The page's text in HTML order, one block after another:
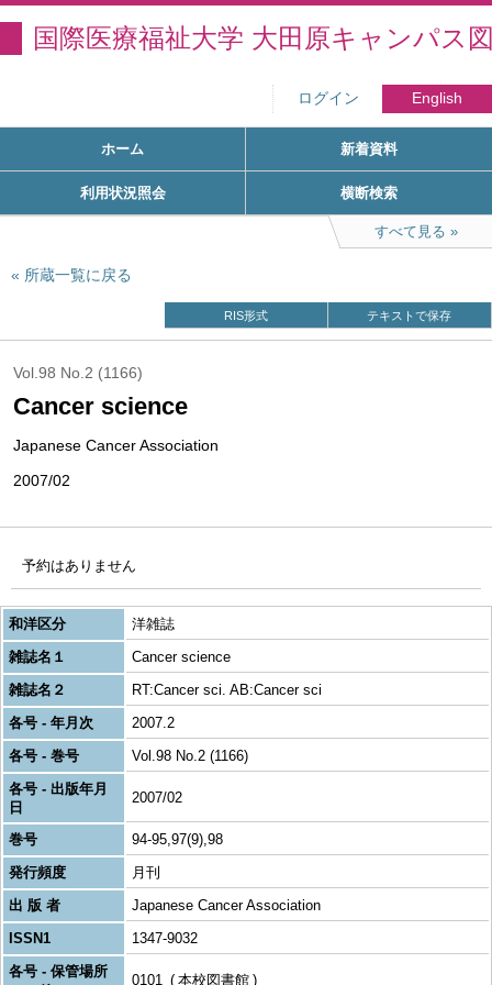
国際医療福祉大学 大田原キャンパス
ログイン English
ホーム 新着資料
利用状況照会 横断検索
すべて見る
所蔵一覧に戻る
RIS形式 テキストで保存
Vol.98 No.2 (1166)
Cancer science
Japanese Cancer Association
2007/02
予約はありません
和洋区分
洋雑誌
雑誌名１
Cancer science
雑誌名２
RT:Cancer sci. AB:Cancer sci
各号 - 年月次
2007.2
各号 - 巻号
Vol.98 No.2 (1166)
各号 - 出版年月
日
2007/02
巻号
94-95,97(9),98
発行頻度
月刊
出 版 者
Japanese Cancer Association
ISSN1
1347-9032
各号 - 保管場所
0101 本校図書館